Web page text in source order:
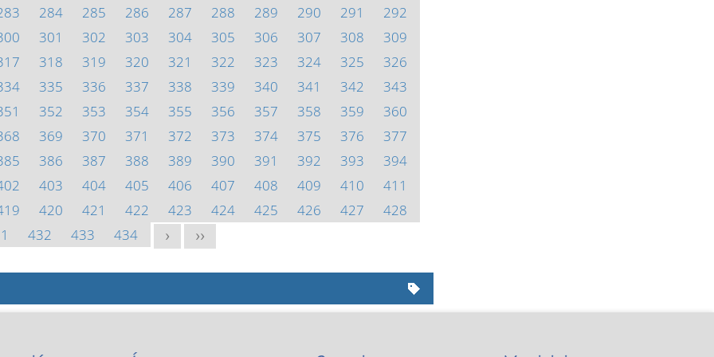
284 285 286 287 288 289 290 291
292
301 302 303 304 305 306 307 308
309
318 319 320 321 322 323 324 325
326
335 336 337 338 339 340 341 342
343
352 353 354 355 356 357 358 359
360
369 370 371 372 373 374 375 376
377
386 387 388 389 390 391 392 393
394
403 404 405 406 407 408 409 410
411
420 421 422 423 424 425 426 427
428
432 433 434 > >>